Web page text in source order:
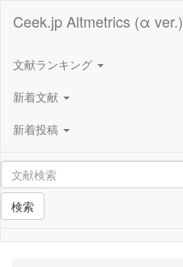
Ceek.jp Altmetrics (α ver.)
文献ランキング
新着文献
新着投稿
検索